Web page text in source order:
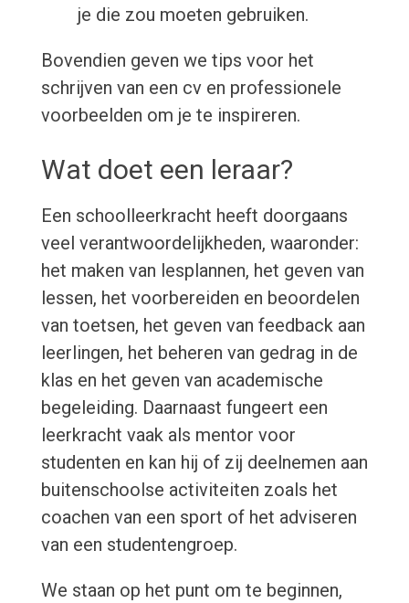
je die zou moeten gebruiken.
Bovendien geven we tips voor het
schrijven van een cv en professionele
voorbeelden om je te inspireren.
Wat doet een leraar?
Een schoolleerkracht heeft doorgaans
veel verantwoordelijkheden, waaronder:
het maken van lesplannen, het geven van
lessen, het voorbereiden en beoordelen
van toetsen, het geven van feedback aan
leerlingen, het beheren van gedrag in de
klas en het geven van academische
begeleiding. Daarnaast fungeert een
leerkracht vaak als mentor voor
studenten en kan hij of zij deelnemen aan
buitenschoolse activiteiten zoals het
coachen van een sport of het adviseren
van een studentengroep.
We staan op het punt om te beginnen,